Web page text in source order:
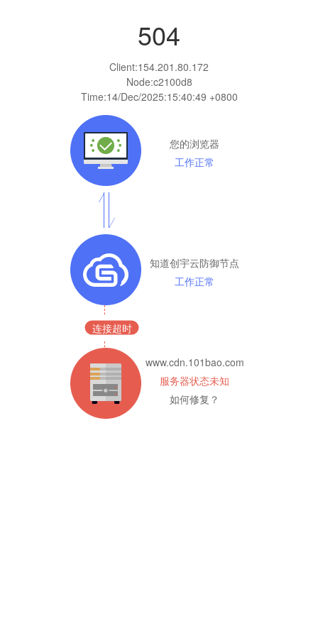
504
Client:154.201.80.172
Node:c2100d8
Time:14/Dec/2025:15:40:49 +0800
您的浏览器
工作正常
知道创宇云防御节点
工作正常
连接超时
www.cdn.101bao.com
服务器状态未知
如何修复？